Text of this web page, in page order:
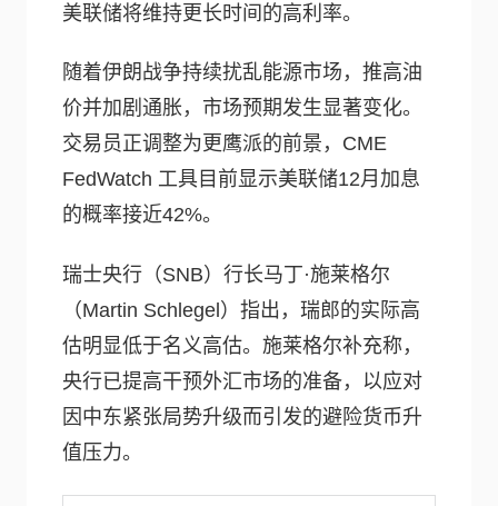
美联储将维持更长时间的高利率。
随着伊朗战争持续扰乱能源市场，推高油
价并加剧通胀，市场预期发生显著变化。
交易员正调整为更鹰派的前景，CME
FedWatch 工具目前显示美联储12月加息
的概率接近42%。
瑞士央行（SNB）行长马丁·施莱格尔
（Martin Schlegel）指出，瑞郎的实际高
估明显低于名义高估。施莱格尔补充称，
央行已提高干预外汇市场的准备，以应对
因中东紧张局势升级而引发的避险货币升
值压力。